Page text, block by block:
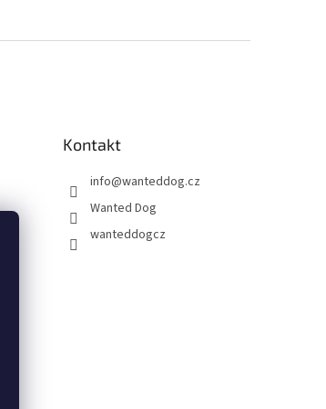
Kontakt
info@wanteddog.cz
Wanted Dog
wanteddogcz